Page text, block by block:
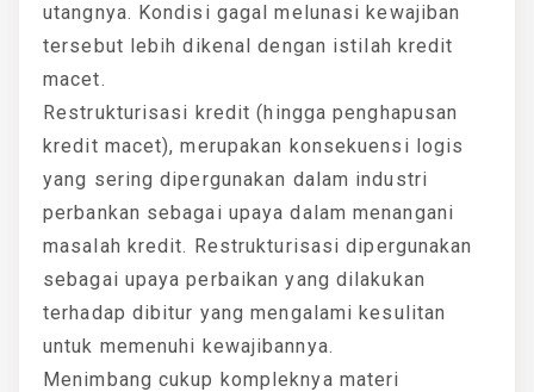
utangnya. Kondisi gagal melunasi kewajiban
tersebut lebih dikenal dengan istilah kredit
macet.
Restrukturisasi kredit (hingga penghapusan
kredit macet), merupakan konsekuensi logis
yang sering dipergunakan dalam industri
perbankan sebagai upaya dalam menangani
masalah kredit. Restrukturisasi dipergunakan
sebagai upaya perbaikan yang dilakukan
terhadap dibitur yang mengalami kesulitan
untuk memenuhi kewajibannya.
Menimbang cukup kompleknya materi